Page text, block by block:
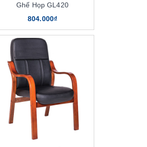
Ghế Họp GL420
804.000₫